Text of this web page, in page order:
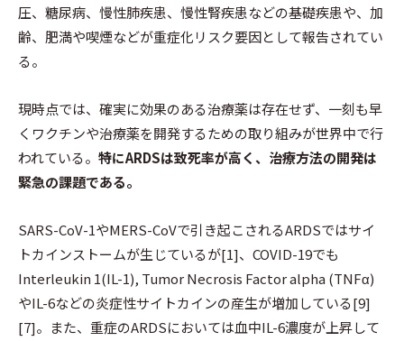
圧、糖尿病、慢性肺疾患、慢性腎疾患などの基礎疾患や、加
齢、肥満や喫煙などが重症化リスク要因として報告されてい
る。
現時点では、確実に効果のある治療薬は存在せず、一刻も早
くワクチンや治療薬を開発するための取り組みが世界中で行
われている。 特にARDSは致死率が高く、治療方法の開発は
緊急の課題である。
SARS-CoV-1やMERS-CoVで引き起こされるARDSではサイ
トカインストームが生じているが[1]、COVID-19でも
Interleukin 1(IL-1), Tumor Necrosis Factor alpha (TNFα)
やIL-6などの炎症性サイトカインの産生が増加している[9]
[7]。また、重症のARDSにおいては血中IL-6濃度が上昇して